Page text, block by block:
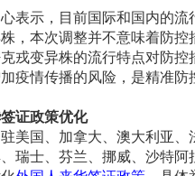
表示，目前国际和国内的流
，本次调整并不意味着防控
戎变异株的流行特点对防控
疫情传播的风险，是精准防
证政策优化
美国、加拿大、澳大利亚、
瑞士、芬兰、挪威、沙特